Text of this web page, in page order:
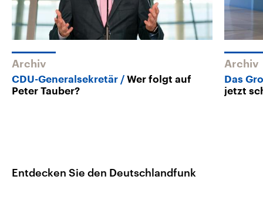
Archiv
CDU-Generalsekretär
Wer folgt auf
Peter Tauber?
Archiv
Das
jetzt
Entdecken Sie den Deutschlandfunk